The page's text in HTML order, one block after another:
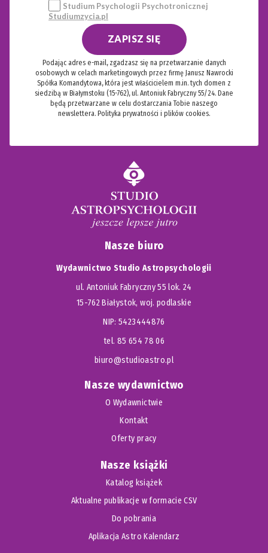
Studium Psychologii Psychotronicznej
Studiumzycia.pl
ZAPISZ SIĘ
Podając adres e-mail, zgadzasz się na przetwarzanie danych
osobowych w celach marketingowych przez firmę Janusz Nawrocki
Spółka Komandytowa, która jest właścicielem m.in. tych domen z
siedzibą w Białymstoku (15-762), ul. Antoniuk Fabryczny 55/24. Dane
będą przetwarzane w celu dostarczania Tobie naszego
newslettera. Polityka prywatności i plików cookies.
Nasze biuro
Wydawnictwo Studio Astropsychologii
ul. Antoniuk Fabryczny 55 lok. 24
15-762 Białystok, woj. podlaskie
NIP: 5423444876
tel. 85 654 78 06
biuro@studioastro.pl
Nasze wydawnictwo
O Wydawnictwie
Kontakt
Oferty pracy
Nasze książki
Katalog książek
Aktualne publikacje w formacie CSV
Do pobrania
Aplikacja Astro Kalendarz